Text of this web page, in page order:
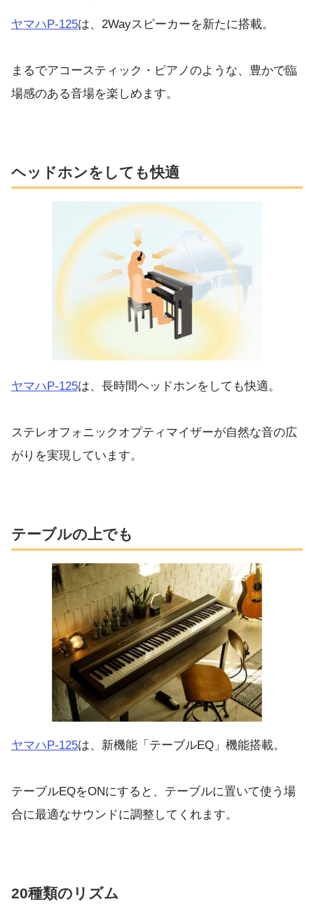
ヤマハP-125は、2Wayスピーカーを新たに搭載。
まるでアコースティック・ピアノのような、豊かで臨
場感のある音場を楽しめます。
ヘッドホンをしても快適
ヤマハP-125は、長時間ヘッドホンをしても快適。
ステレオフォニックオプティマイザーが自然な音の広
がりを実現しています。
テーブルの上でも
ヤマハP-125は、新機能「テーブルEQ」機能搭載。
テーブルEQをONにすると、テーブルに置いて使う場
合に最適なサウンドに調整してくれます。
20種類のリズム